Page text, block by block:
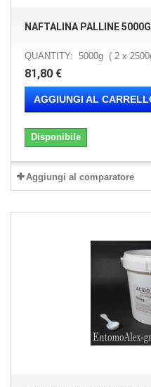
NAFTALINA PALLINE
QUANTITY: 5000g ( 2 x
81,80 €
AGGIUNGI AL
Disponibile
Aggiungi al comparatore